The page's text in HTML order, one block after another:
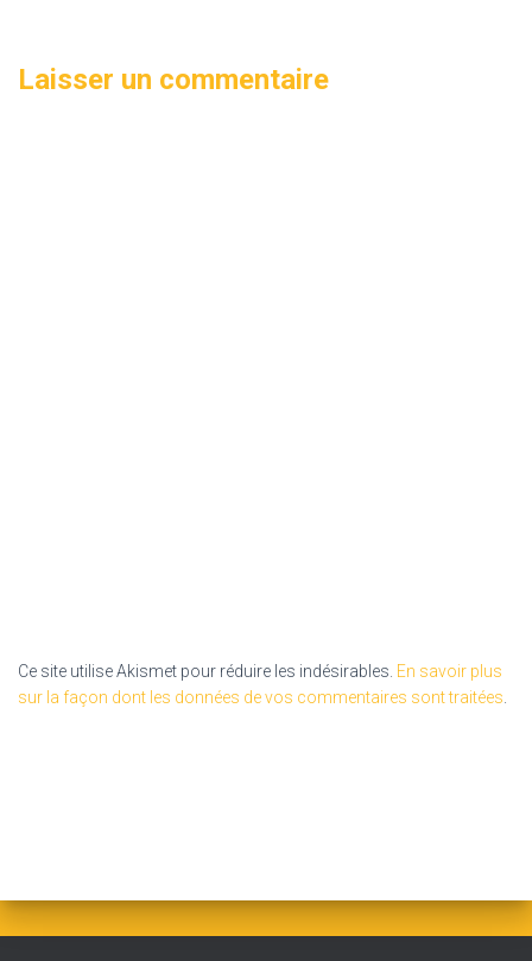
Laisser un commentaire
Ce site utilise Akismet pour réduire les indésirables. En savoir plus
sur la façon dont les données de vos commentaires sont traitées